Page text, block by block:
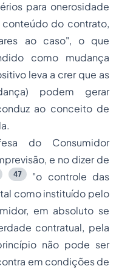
para onerosidade
conteúdo do contrato,
ao caso", o que
como mudança
leva a crer que as
podem gerar
ao conceito de
do Consumidor
e no dizer de
47
"o controle das
como instituído pelo
em absoluto se
contratual, pela
não pode ser
em condições de